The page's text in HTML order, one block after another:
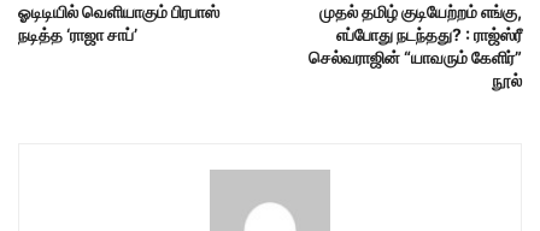
ஓடிடியில் வெளியாகும் பிரபாஸ்
நடித்த ‘ராஜா சாப்’
முதல் தமிழ் குடியேற்றம் எங்கு,
எப்போது நடந்தது? : ராஜ்ஸ்ரீ
செல்வராஜின் “யாவரும் கேளிர்”
நூல்